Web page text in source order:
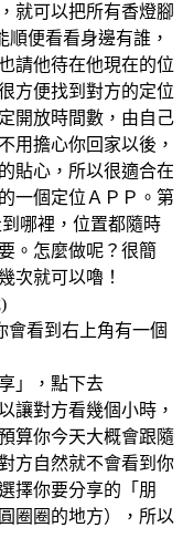
就可以把所有香燈腳
順便看看身邊有誰，
請他待在他現在的位
方便找到對方的定位
開放時間數，由自己
用擔心你回家以後，
貼心，所以很適合在
一個定位ＡＰＰ。第
哪裡，位置都隨時
。怎麼做呢？很簡
次就可以嚕！
會看到右上角有一個
」，點下去
讓對方看幾個小時，
算你今天大概會跟隨
方自然就不會看到你
擇你要分享的「朋
圈圈的地方），所以